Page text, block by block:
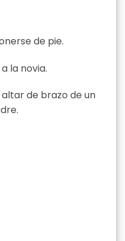
de pie.
la novia.
de brazo de un